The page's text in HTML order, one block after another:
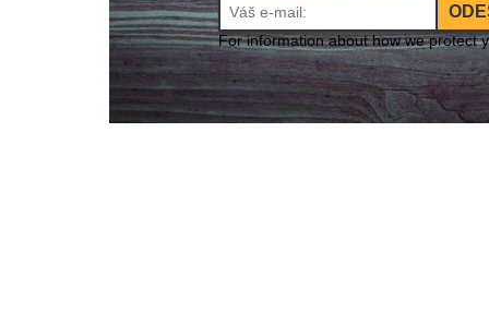
For information about how we protect